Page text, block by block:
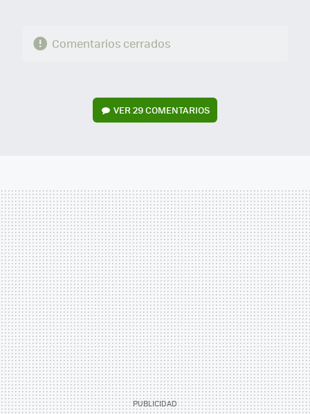
Comentarios cerrados
VER29 COMENTARIOS